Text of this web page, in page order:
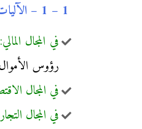
1 – 1 – الآليات الاقتصادية للعولمة:
في المجال المالي:
رؤوس الأموال
في المجال
في المجال